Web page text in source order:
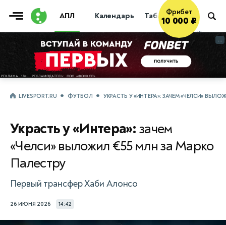
АПЛ Календарь Таблица Прогнозы
10 000 ₽
Получить →
...
...
LIVESPORT.RU ФУТБОЛ УКРАСТЬ У «ИНТЕРА»: ЗАЧЕМ «ЧЕЛСИ»
Украсть у «Интера»: зачем
«Челси» выложил €55 млн за Марко
Палестру
Первый трансфер Хаби Алонсо
26 ИЮНЯ 2026 14:42